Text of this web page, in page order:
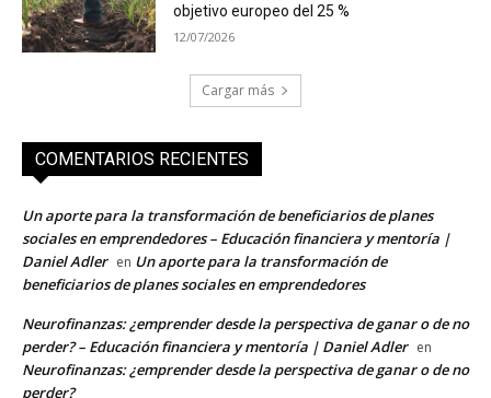
objetivo europeo del 25 %
12/07/2026
Cargar más
COMENTARIOS RECIENTES
Un aporte para la transformación de beneficiarios de planes
sociales en emprendedores – Educación financiera y mentoría |
Daniel Adler en Un aporte para la transformación de
beneficiarios de planes sociales en emprendedores
Neurofinanzas: ¿emprender desde la perspectiva de ganar o de no
perder? – Educación financiera y mentoría | Daniel Adler en
Neurofinanzas: ¿emprender desde la perspectiva de ganar o de no
perder?